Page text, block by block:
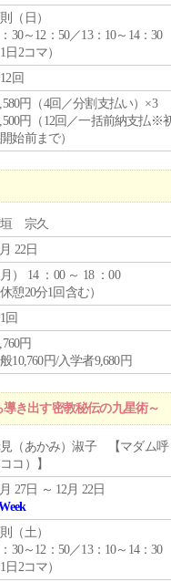
（日）
30～12：50／13：10～14：30
1日2コマ）
回
円（4回／分割支払い）×3
円（12回／一括前納支払※
始前まで）
宗久
22日
月 ） 14 ：00 ～ 18 ：00
休憩20分1回含む）
回
円
10,760円/入学者9,680円
き出す密教秘伝の九星術～
（あかみ）淑子 【マダム呼
ココ）】
27日 ～ 12月 22日
（土）
30～12：50／13：10～14：30
1日2コマ）